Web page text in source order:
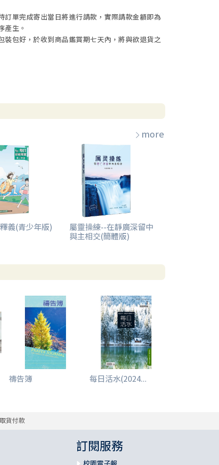
單完成寄出當日將進行請款，實際請款金額即為
產生。
包好，於收到商品鑑賞期七天內，將與欲退貨之
more
義(青少年版) 屬靈操練--在靜廣深留中
與主相交(簡體版)
禱告簿 每日活水(2024...
貨付款
訂閱服務
校園電子報